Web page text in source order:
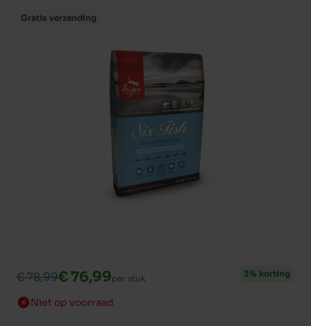
Gratis verzending
€ 78,99€ 76,99per stuk 3% korting
Niet op voorraad